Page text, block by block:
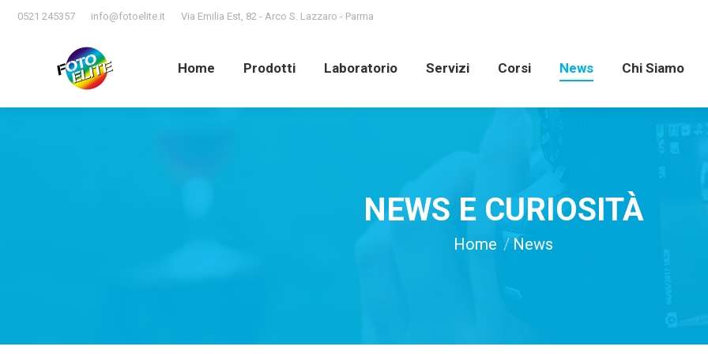
0521 245357 info@fotoelite.it Via Emilia Est, 82 - Arco S. Lazzaro - Parma
Home Prodotti Laboratorio Servizi Corsi News Chi Siamo
NEWS E CURIOSITÀ
You are here:
Home
News